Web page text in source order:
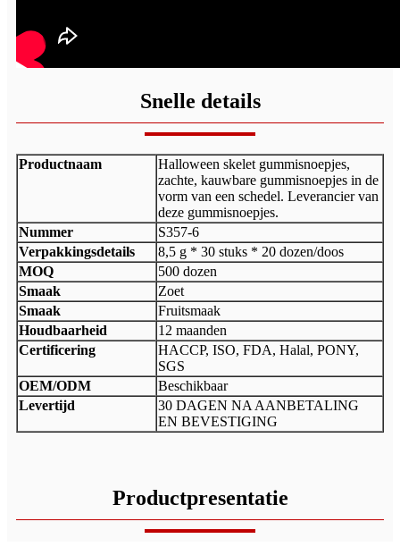
Snelle details
Productnaam
Halloween skelet gummisnoepjes,
zachte, kauwbare gummisnoepjes in de
vorm van een schedel. Leverancier van
deze gummisnoepjes.
Nummer
S357-6
Verpakkingsdetails
8,5 g * 30 stuks * 20 dozen/doos
MOQ
500 dozen
Smaak
Zoet
Smaak
Fruitsmaak
Houdbaarheid
12 maanden
Certificering
HACCP, ISO, FDA, Halal, PONY,
SGS
OEM/ODM
Beschikbaar
Levertijd
30 DAGEN NA AANBETALING
EN BEVESTIGING
Productpresentatie